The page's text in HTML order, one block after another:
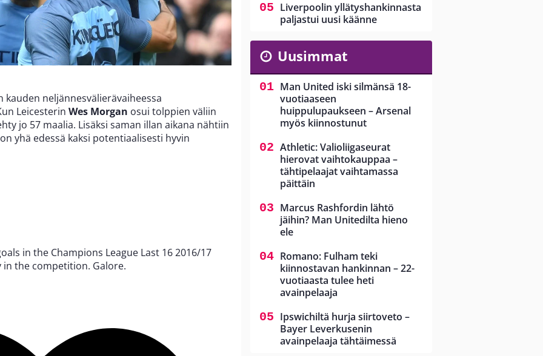
neljännesvälierävaiheessa
Leicesterin Wes Morgan osui tolppien väliin
jo 57 maalia. Lisäksi saman illan aikana nähtiin
yhä edessä kaksi potentiaalisesti hyvin
in the Champions League Last 16 2016/17
the competition. Galore.
Liverpoolin yllätyshankinnasta
paljastui uusi käänne
Uusimmat
Man United iski silmänsä 18-
vuotiaaseen
huippulupaukseen – Arsenal
myös kiinnostunut
Athletic: Valioliigaseurat
hierovat vaihtokauppaa –
tähtipelaajat vaihtamassa
päittäin
Marcus Rashfordin lähtö
jäihin? Man Unitedilta hieno
ele
Romano: Fulham teki
kiinnostavan hankinnan – 22-
vuotiaasta tulee heti
avainpelaaja
Ipswichiltä hurja siirtoveto –
Bayer Leverkusenin
avainpelaaja tähtäimessä